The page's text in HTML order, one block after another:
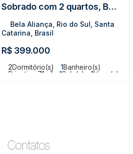
Sobrado com 2 quartos, Bela Aliança - Rio do Sul
R$ 399.000
Bela Aliança, Rio do Sul, Santa
Catarina, Brasil
2Dormitório(s) 1Banheiro(s)
Privativo: 71m² 1Sala(s) 1Vaga(s)
Contatos